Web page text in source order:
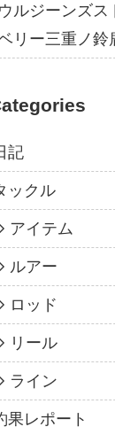
ルジーンズス
リー三重ノ鈴
記
ックル
アイテム
ルアー
ロッド
リール
ライン
果レポート